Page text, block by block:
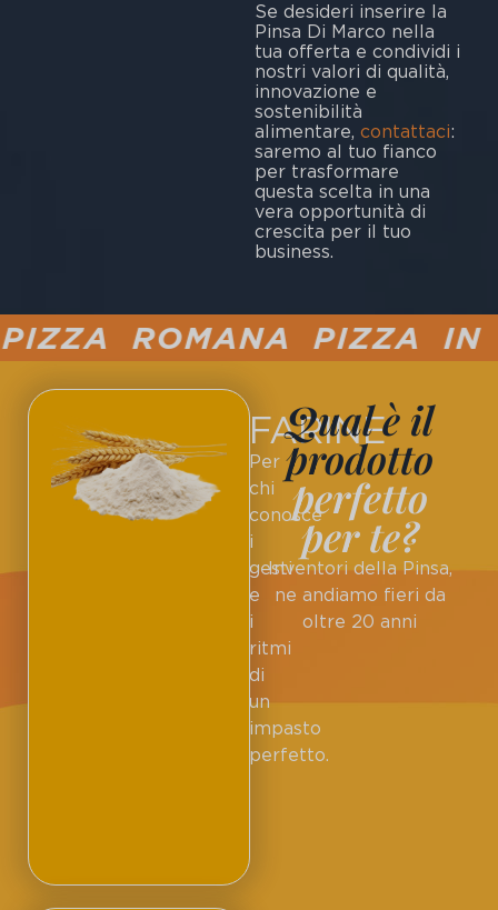
Se desideri inserire la
Pinsa Di Marco nella
tua offerta e condividi i
nostri valori di qualità,
innovazione e
sostenibilità
alimentare, contattaci:
saremo al tuo fianco
per trasformare
questa scelta in una
vera opportunità di
crescita per il tuo
business.
ROMANA PIZZA IN
FARINE
Per
chi
conosce
i
gesti
e
i
ritmi
di
un
impasto
perfetto.
Qual è il
prodotto
perfetto
per te?
Inventori della Pinsa,
ne andiamo fieri da
oltre 20 anni